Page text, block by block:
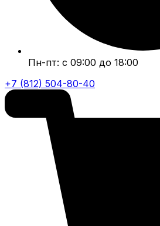
Пн-пт: с 09:00 до 18:00
+7 (812) 504-80-40